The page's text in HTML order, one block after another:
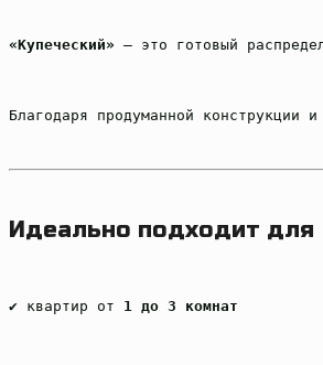
«Купеческий» — это готовый
Благодаря продуманной конструкции
Идеально подходит для
✔ квартир от 1 до 3 комнат